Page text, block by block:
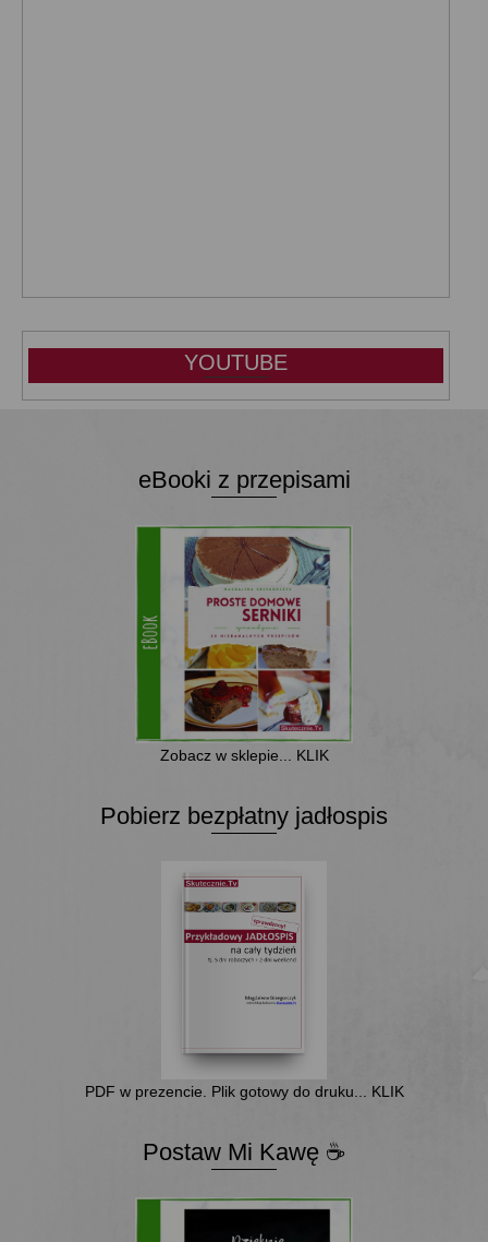
YOUTUBE
eBooki z przepisami
Zobacz w sklepie... KLIK
Pobierz bezpłatny jadłospis
PDF w prezencie. Plik gotowy do druku... KLIK
Postaw Mi Kawę ☕